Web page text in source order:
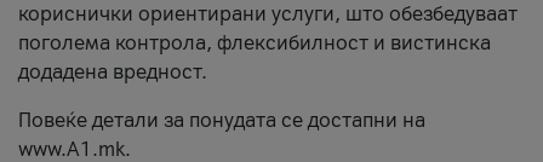
кориснички ориентирани услуги, што обезбедуваат
поголема контрола, флексибилност и вистинска
додадена вредност.
Повеќе детали за понудата се достапни на
www.А1.mk.